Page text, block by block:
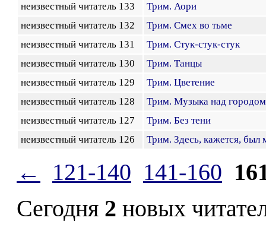
неизвестный читатель 133
Трим. Аори
неизвестный читатель 132
Трим. Смех во тьме
неизвестный читатель 131
Трим. Стук-стук-стук
неизвестный читатель 130
Трим. Танцы
неизвестный читатель 129
Трим. Цветение
неизвестный читатель 128
Трим. Музыка над городом
неизвестный читатель 127
Трим. Без тени
неизвестный читатель 126
Трим. Здесь, кажется, был
← 121-140 141-160
Сегодня 2 новых